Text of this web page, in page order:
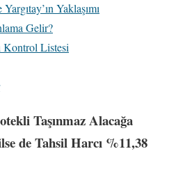
Yaklaşımı
Gelir?
Kontrol Listesi
Taşınmaz Alacağa
de Tahsil Harcı %11,38